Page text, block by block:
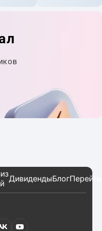
ДивидендыБлог